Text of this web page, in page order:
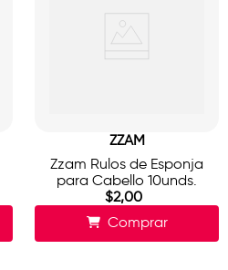
ZZAM
Zzam Rulos de Esponja
para Cabello 10unds.
$2,00
Comprar